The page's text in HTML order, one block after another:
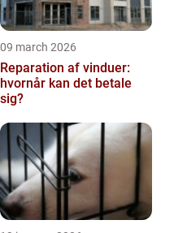
09 march 2026
Reparation af vinduer:
hvornår kan det betale
sig?